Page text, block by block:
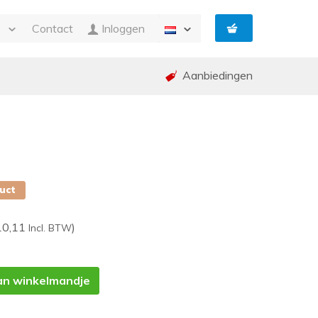
Contact Inloggen
Aanbiedingen
Incl. BTW)
winkelmandje